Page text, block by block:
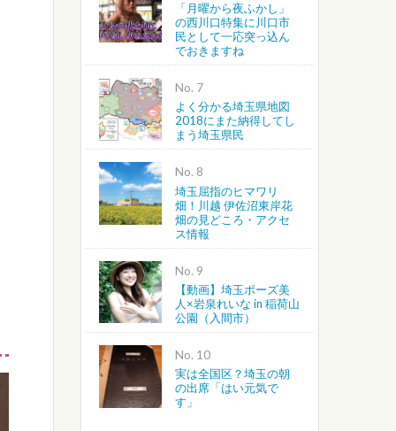
「月曜から夜ふかし」
の西川口特集に川口市
民として一応突っ込ん
でおきますね
No.
よく分かる埼玉県地図
2018にまた納得してし
まう埼玉県民
No.
埼玉屈指のヒマワリ
畑！川越 伊佐沼東岸花
畑の見どころ・アクセ
ス情報
No.
【動画】埼玉ポーズ美
人×岩泉れいな in 稲荷山
公園（入間市）
No.
実は全国区？埼玉の朝
の出席「はい元気で
す」